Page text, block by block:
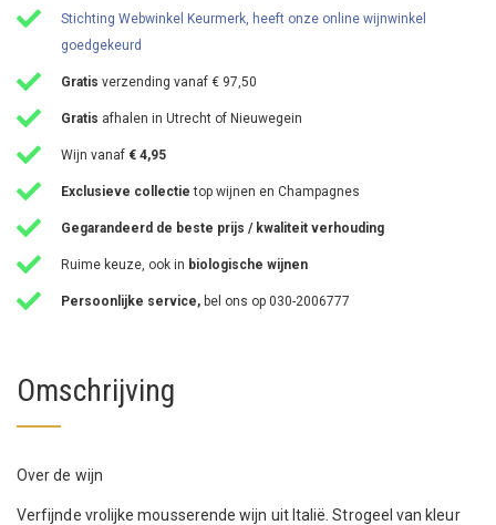
Stichting Webwinkel Keurmerk, heeft onze online wijnwinkel
goedgekeurd
Gratis verzending vanaf € 97,50
Gratis afhalen in Utrecht of Nieuwegein
Wijn vanaf € 4,95
Exclusieve collectie top wijnen en Champagnes
Gegarandeerd de beste prijs / kwaliteit verhouding
Ruime keuze, ook in biologische wijnen
Persoonlijke service, bel ons op 030-2006777
Omschrijving
Over de wijn
Verfijnde vrolijke mousserende wijn uit Italië. Strogeel van kleur